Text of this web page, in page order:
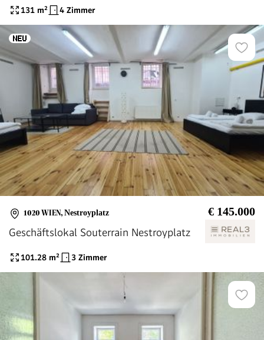
Wohnung mit moderner Ausstattung!
131 m² 4 Zimmer
1020 WIEN, Nestroyplatz € 145.000
Geschäftslokal Souterrain Nestroyplatz
101.28 m² 3 Zimmer